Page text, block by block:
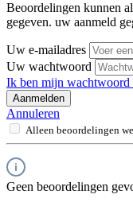
Beoordelingen kunnen
gegeven. uw aanmeld
Uw e-mailadres
Uw wachtwoord
Ik ben mijn wachtwoord
Aanmelden
Annuleren
Alleen beoordelingen
Geen beoordelingen